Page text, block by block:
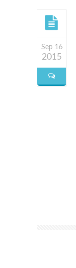
Sep 16
2015